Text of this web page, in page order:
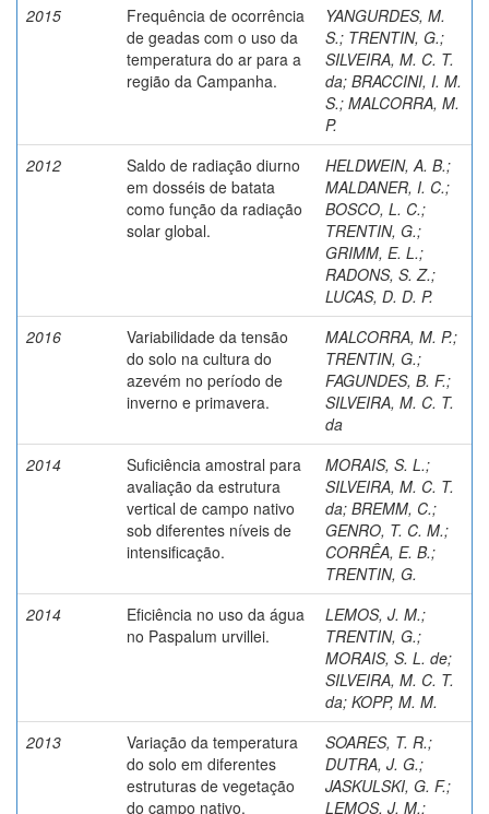
2015
Frequência de ocorrência
de geadas com o uso da
temperatura do ar para a
região da Campanha.
YANGURDES, M.
S.; TRENTIN, G.;
SILVEIRA, M. C. T.
da; BRACCINI, I. M.
S.; MALCORRA, M.
P.
2012
Saldo de radiação diurno
em dosséis de batata
como função da radiação
solar global.
HELDWEIN, A. B.;
MALDANER, I. C.;
BOSCO, L. C.;
TRENTIN, G.;
GRIMM, E. L.;
RADONS, S. Z.;
LUCAS, D. D. P.
2016
Variabilidade da tensão
do solo na cultura do
azevém no período de
inverno e primavera.
MALCORRA, M. P.;
TRENTIN, G.;
FAGUNDES, B. F.;
SILVEIRA, M. C. T.
da
2014
Suficiência amostral para
avaliação da estrutura
vertical de campo nativo
sob diferentes níveis de
intensificação.
MORAIS, S. L.;
SILVEIRA, M. C. T.
da; BREMM, C.;
GENRO, T. C. M.;
CORRÊA, E. B.;
TRENTIN, G.
2014
Eficiência no uso da água
no Paspalum urvillei.
LEMOS, J. M.;
TRENTIN, G.;
MORAIS, S. L. de;
SILVEIRA, M. C. T.
da; KOPP, M. M.
2013
Variação da temperatura
do solo em diferentes
estruturas de vegetação
do campo nativo.
SOARES, T. R.;
DUTRA, J. G.;
JASKULSKI, G. F.;
LEMOS, J. M.;